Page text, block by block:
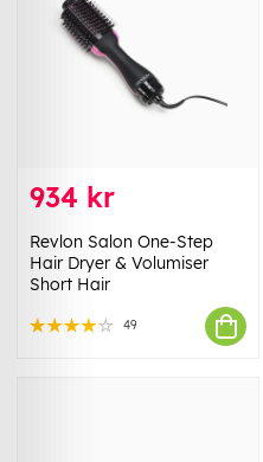
934 kr
Revlon Salon One-Step
Hair Dryer & Volumiser
Short Hair
49